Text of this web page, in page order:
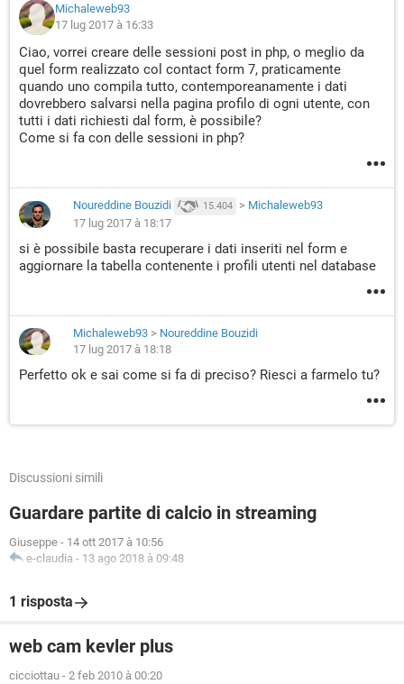
Michaleweb93
17 lug 2017 à 16:33
Ciao, vorrei creare delle sessioni post in php, o meglio da
quel form realizzato col contact form 7, praticamente
quando uno compila tutto, contemporeanamente i dati
dovrebbero salvarsi nella pagina profilo di ogni utente, con
tutti i dati richiesti dal form, è possibile?
Come si fa con delle sessioni in php?
Noureddine Bouzidi 15.404 > Michaleweb93
17 lug 2017 à 18:17
si è possibile basta recuperare i dati inseriti nel form e
aggiornare la tabella contenente i profili utenti nel database
Michaleweb93 > Noureddine Bouzidi
17 lug 2017 à 18:18
Perfetto ok e sai come si fa di preciso? Riesci a farmelo tu?
Discussioni simili
Guardare partite di calcio in streaming
Giuseppe - 14 ott 2017 à 10:56
e-claudia - 13 ago 2018 à 09:48
1 risposta
web cam kevler plus
cicciottau - 2 feb 2010 à 00:20